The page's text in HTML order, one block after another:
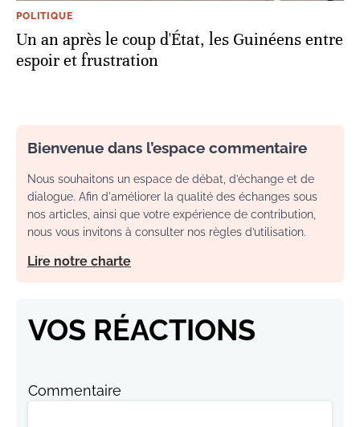
POLITIQUE
Un an après le coup d'État, les Guinéens entre
espoir et frustration
Bienvenue dans l’espace commentaire
Nous souhaitons un espace de débat, d’échange et de
dialogue. Afin d'améliorer la qualité des échanges sous
nos articles, ainsi que votre expérience de contribution,
nous vous invitons à consulter nos règles d’utilisation.
Lire notre charte
VOS RÉACTIONS
Commentaire